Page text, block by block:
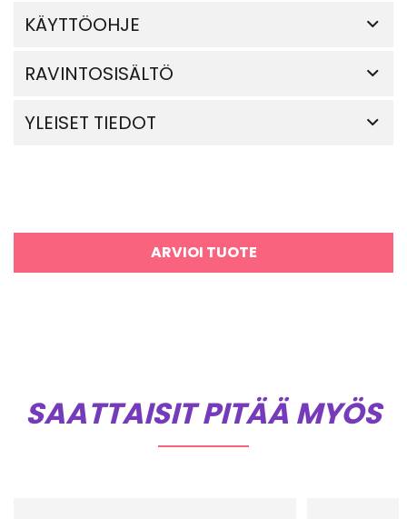
KÄYTTÖOHJE
RAVINTOSISÄLTÖ
YLEISET TIEDOT
ARVIOI TUOTE
SAATTAISIT PITÄÄ MYÖS